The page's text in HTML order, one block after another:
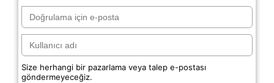
Size herhangi bir pazarlama veya talep e-postası
göndermeyeceğiz.